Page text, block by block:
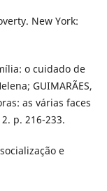
New York:
o cuidado de
GUIMARÃES,
as várias faces
p. 216-233.
e